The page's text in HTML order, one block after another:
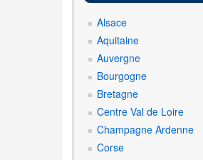
Alsace
Aquitaine
Auvergne
Bourgogne
Bretagne
Centre Val de Loire
Champagne Ardenne
Corse